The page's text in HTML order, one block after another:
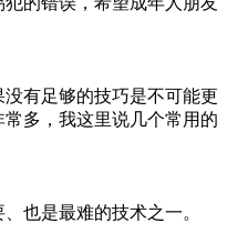
有足够的技巧是不可能更
多，我这里说几个常用的
也是最难的技术之一。